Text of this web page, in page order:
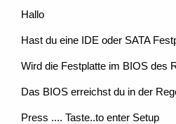
Hallo
Hast du eine IDE oder SATA
Wird die Festplatte im BIOS des
Das BIOS erreichst du in der
Press .... Taste..to enter Setup